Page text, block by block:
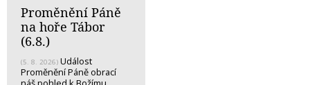
Proměnění Páně
na hoře Tábor
(6.8.)
(5. 8. 2026) Událost
Proměnění Páně obrací